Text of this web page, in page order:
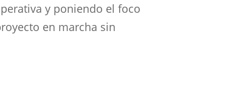
y poniendo el foco
en marcha sin